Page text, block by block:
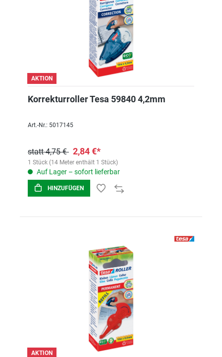
AKTION
Korrekturroller Tesa 59840 4,2mm
Art.-Nr.: 5017145
statt 4,75 € 2,84 €*
1 Stück (14 Meter enthält 1 Stück)
Auf Lager – sofort lieferbar
HINZUFÜGEN
AKTION